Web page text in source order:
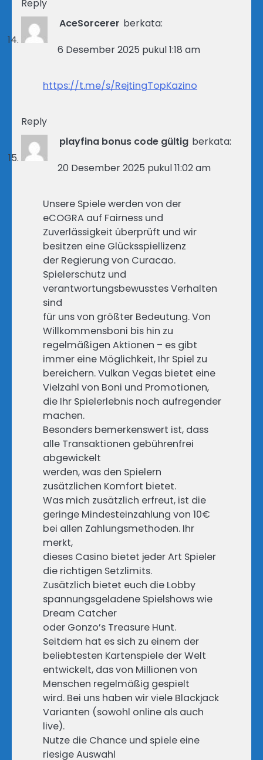
Reply
AceSorcerer berkata:
6 Desember 2025 pukul 1:18 am
https://t.me/s/RejtingTopKazino
Reply
playfina bonus code gültig berkata:
20 Desember 2025 pukul 11:02 am
Unsere Spiele werden von der
eCOGRA auf Fairness und
Zuverlässigkeit überprüft und wir
besitzen eine Glücksspiellizenz
der Regierung von Curacao.
Spielerschutz und
verantwortungsbewusstes Verhalten
sind
für uns von größter Bedeutung. Von
Willkommensboni bis hin zu
regelmäßigen Aktionen – es gibt
immer eine Möglichkeit, Ihr Spiel zu
bereichern. Vulkan Vegas bietet eine
Vielzahl von Boni und Promotionen,
die Ihr Spielerlebnis noch aufregender
machen.
Besonders bemerkenswert ist, dass
alle Transaktionen gebührenfrei
abgewickelt
werden, was den Spielern
zusätzlichen Komfort bietet.
Was mich zusätzlich erfreut, ist die
geringe Mindesteinzahlung von 10€
bei allen Zahlungsmethoden. Ihr
merkt,
dieses Casino bietet jeder Art Spieler
die richtigen Setzlimits.
Zusätzlich bietet euch die Lobby
spannungsgeladene Spielshows wie
Dream Catcher
oder Gonzo’s Treasure Hunt.
Seitdem hat es sich zu einem der
beliebtesten Kartenspiele der Welt
entwickelt, das von Millionen von
Menschen regelmäßig gespielt
wird. Bei uns haben wir viele Blackjack
Varianten (sowohl online als auch
live).
Nutze die Chance und spiele eine
riesige Auswahl